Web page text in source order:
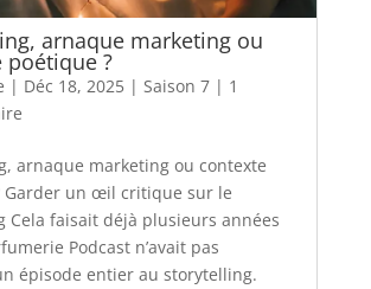
arnaque marketing ou
poétique ?
| Déc 18, 2025| Saison 7| 1
arnaque marketing ou contexte
Garder un œil critique sur le
Cela faisait déjà plusieurs années
Podcast n’avait pas
épisode entier au storytelling.